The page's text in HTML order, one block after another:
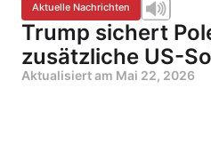
Aktuelle Nachrichten
Trump sichert
zusätzliche US-
Aktualisiert am Mai 22, 2026